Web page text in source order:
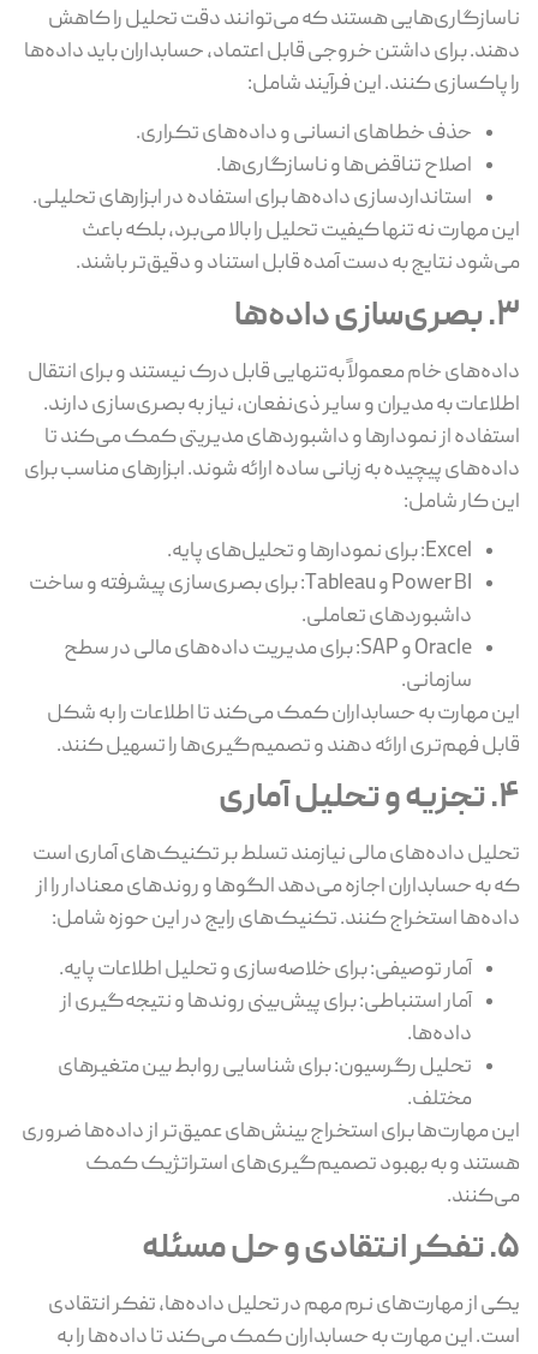
ناسازگاری‌هایی هستند که می‌توانند دقت تحلیل را کاهش
دهند. برای داشتن خروجی قابل اعتماد، حسابداران باید داده‌ها
را پاکسازی کنند. این فرآیند شامل:
حذف خطاهای انسانی و داده‌های تکراری.
اصلاح تناقض‌ها و ناسازگاری‌ها.
استانداردسازی داده‌ها برای استفاده در ابزارهای تحلیلی.
این مهارت نه تنها کیفیت تحلیل را بالا می‌برد، بلکه باعث
می‌شود نتایج به دست آمده قابل استناد و دقیق‌تر باشند.
3. بصری‌سازی داده‌ها
داده‌های خام معمولاً به‌تنهایی قابل درک نیستند و برای انتقال
اطلاعات به مدیران و سایر ذی‌نفعان، نیاز به بصری‌سازی دارند.
استفاده از نمودارها و داشبوردهای مدیریتی کمک می‌کند تا
داده‌های پیچیده به زبانی ساده ارائه شوند. ابزارهای مناسب برای
این کار شامل:
Excel: برای نمودارها و تحلیل‌های پایه.
Power BI و Tableau: برای بصری‌سازی پیشرفته و ساخت
داشبوردهای تعاملی.
Oracle و SAP: برای مدیریت داده‌های مالی در سطح
سازمانی.
این مهارت به حسابداران کمک می‌کند تا اطلاعات را به شکل
قابل فهم‌تری ارائه دهند و تصمیم‌گیری‌ها را تسهیل کنند.
4. تجزیه و تحلیل آماری
تحلیل داده‌های مالی نیازمند تسلط بر تکنیک‌های آماری است
که به حسابداران اجازه می‌دهد الگوها و روندهای معنادار را از
داده‌ها استخراج کنند. تکنیک‌های رایج در این حوزه شامل:
آمار توصیفی: برای خلاصه‌سازی و تحلیل اطلاعات پایه.
آمار استنباطی: برای پیش‌بینی روندها و نتیجه‌گیری از
داده‌ها.
تحلیل رگرسیون: برای شناسایی روابط بین متغیرهای
مختلف.
این مهارت‌ها برای استخراج بینش‌های عمیق‌تر از داده‌ها ضروری
هستند و به بهبود تصمیم‌گیری‌های استراتژیک کمک
می‌کنند.
5. تفکر انتقادی و حل مسئله
یکی از مهارت‌های نرم مهم در تحلیل داده‌ها، تفکر انتقادی
است. این مهارت به حسابداران کمک می‌کند تا داده‌ها را به